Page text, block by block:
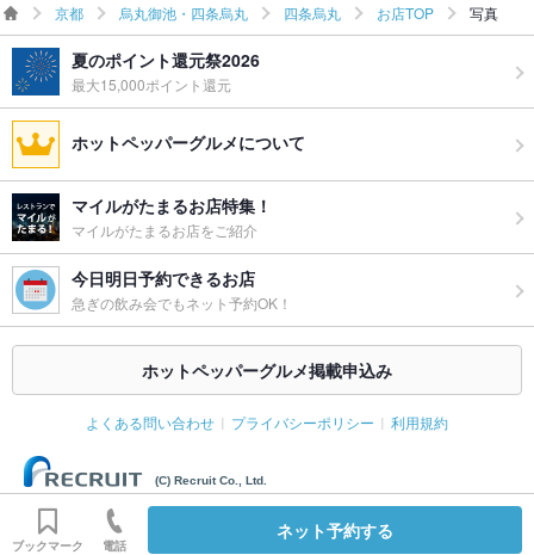
京都 烏丸御池・四条烏丸 四条烏丸 お店TOP 写真
夏のポイント還元祭2026
最大15,000ポイント還元
ホットペッパーグルメについて
マイルがたまるお店特集！
マイルがたまるお店をご紹介
今日明日予約できるお店
急ぎの飲み会でもネット予約OK！
ホットペッパーグルメ掲載申込み
よくある問い合わせ プライバシーポリシー 利用規約
(C) Recruit Co., Ltd.
ブックマーク 電話
ネット予約する